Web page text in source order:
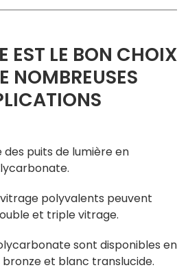
EST LE BON CHOIX
NOMBREUSES
puits de lumière en
polyvalents peuvent
et triple vitrage.
sont disponibles en
et blanc translucide.